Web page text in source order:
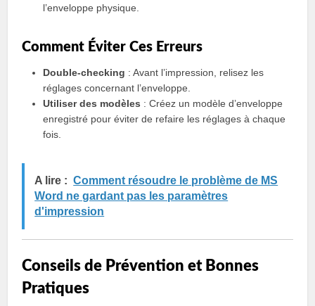
l’enveloppe physique.
Comment Éviter Ces Erreurs
Double-checking : Avant l’impression, relisez les
réglages concernant l’enveloppe.
Utiliser des modèles : Créez un modèle d’enveloppe
enregistré pour éviter de refaire les réglages à chaque
fois.
A lire : Comment résoudre le problème de MS
Word ne gardant pas les paramètres
d'impression
Conseils de Prévention et Bonnes
Pratiques